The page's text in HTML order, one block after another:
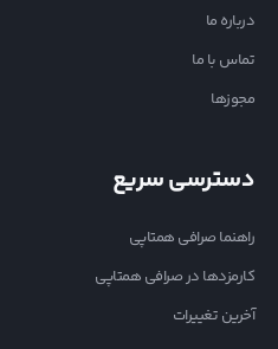
درباره ما
تماس با ما
مجوزها
دسترسی سریع
راهنما صرافی همتاپی
کارمزدها در صرافی همتاپی
آخرین تغییرات